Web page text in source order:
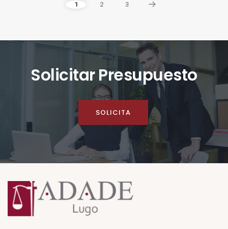
1 2 3
Solicitar Presupuesto
SOLICITA